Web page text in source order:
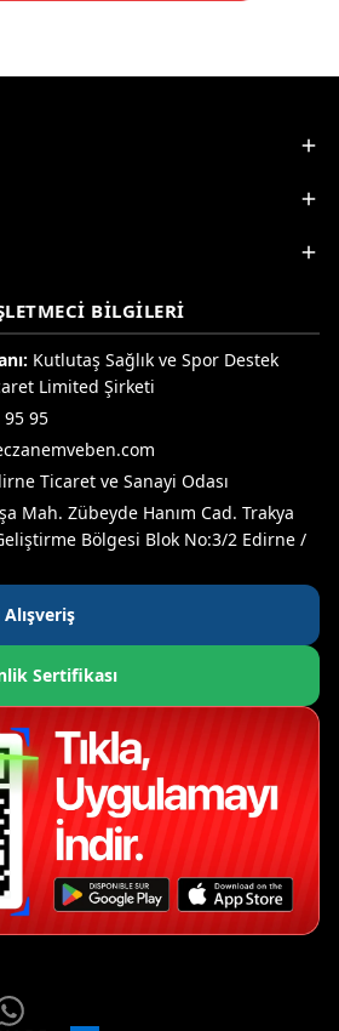
BILGILERI
Kutlutaş Sağlık ve Spor Destek
Limited Şirketi
95 95
Ticaret ve Sanayi Odası
Mah. Zübeyde Hanım Cad. Trakya
Bölgesi Blok No:3/2 Edirne /
Sertifikası